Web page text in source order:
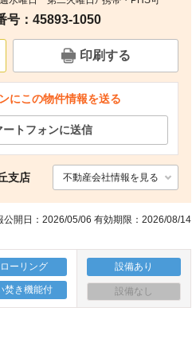
号：45893-1050
印刷する
にこの物件情報を送る
トフォンに送信
支店 不動産会社情報を見る
公開日：2026/05/06 有効期限：2026/08/14
ーリング
焚き機能付
設備あり
設備なし